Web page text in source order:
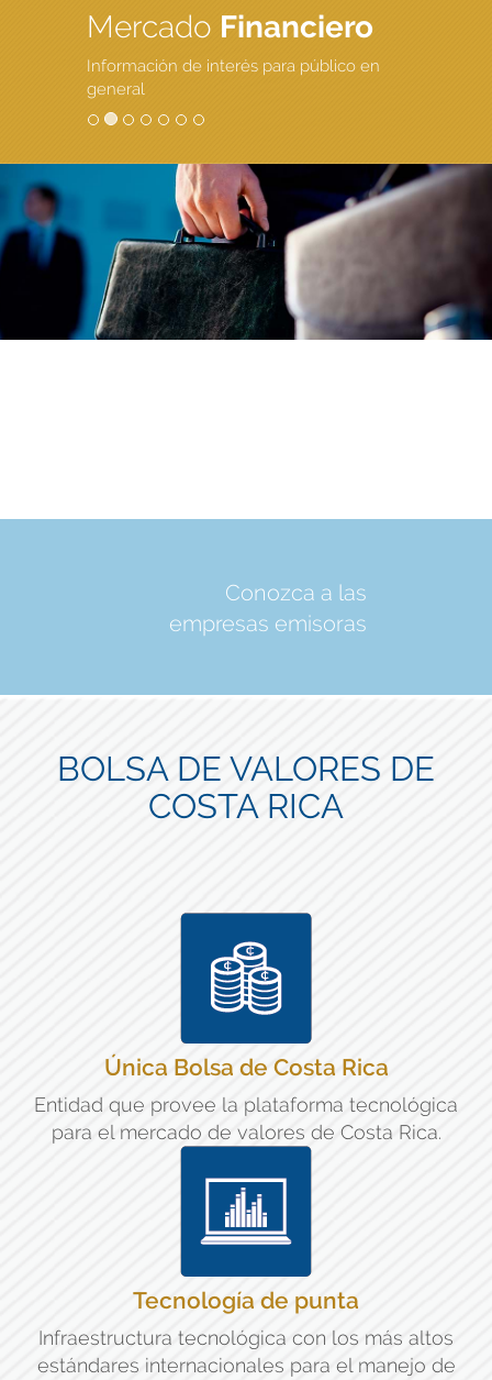
Mercado Financiero
Información de interés para público en
general
Conozca a las
empresas emisoras
BOLSA DE VALORES DE
COSTA RICA
Única Bolsa de Costa Rica
Entidad que provee la plataforma tecnológica
para el mercado de valores de Costa Rica.
Tecnología de punta
Infraestructura tecnológica con los más altos
estándares internacionales para el manejo de